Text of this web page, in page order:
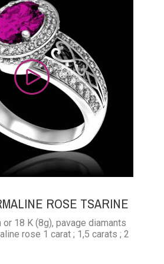
ROSE TSARINE
or 18 K (8g), pavage diamants
rose 1 carat ; 1,5 carats ; 2